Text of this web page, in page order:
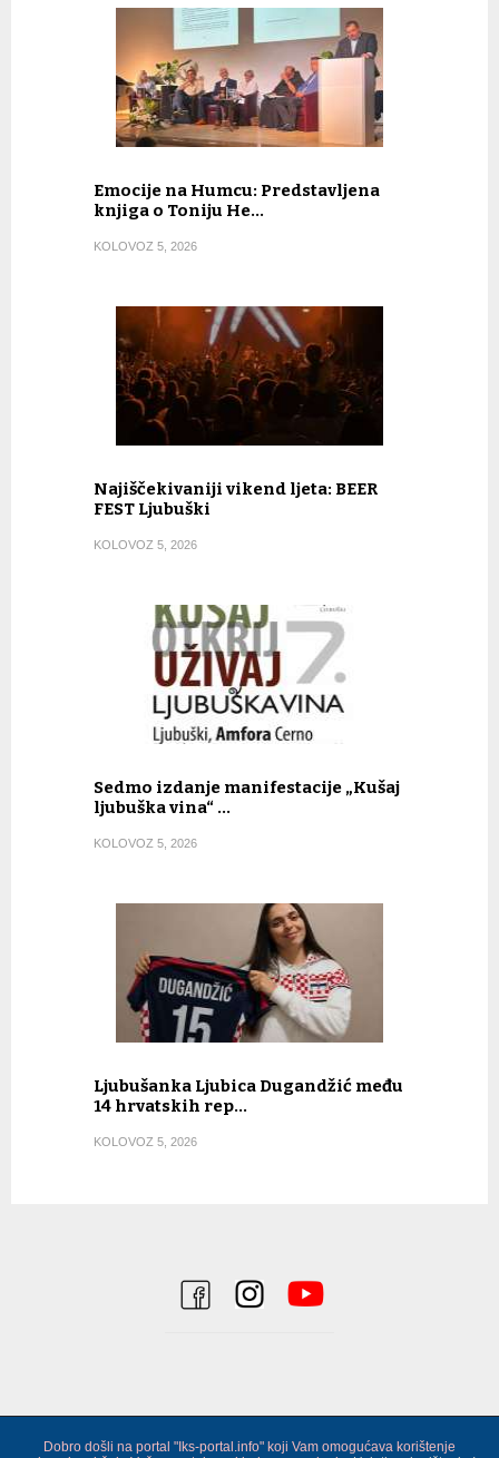
Emocije na Humcu: Predstavljena
knjiga o Toniju He…
KOLOVOZ 5, 2026
Najiščekivaniji vikend ljeta: BEER
FEST Ljubuški
KOLOVOZ 5, 2026
Sedmo izdanje manifestacije „Kušaj
ljubuška vina“ …
KOLOVOZ 5, 2026
Ljubušanka Ljubica Dugandžić među
14 hrvatskih rep…
KOLOVOZ 5, 2026
Dobro došli na portal "Iks-portal.info" koji Vam omogućava korištenje